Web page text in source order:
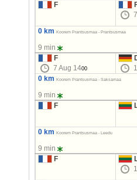
F
0 km
Koorem Prantsusmaa - Prantsusmaa
9 min
F
7 Aug 1400
0 km
Koorem Prantsusmaa - Saksamaa
9 min
F
0 km Koorem Prantsusmaa - Leedu
9 min
F